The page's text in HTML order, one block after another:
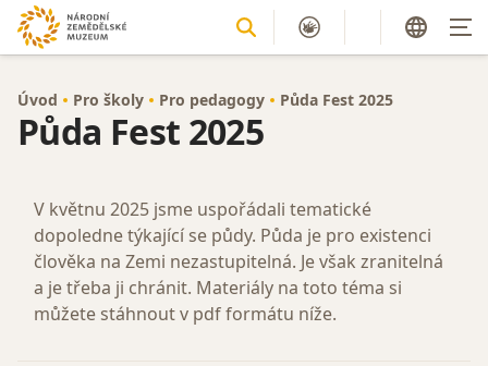
Úvod Pro školy Pro pedagogy Půda Fest 2025
Půda Fest 2025
V květnu 2025 jsme uspořádali tematické
dopoledne týkající se půdy. Půda je pro existenci
člověka na Zemi nezastupitelná. Je však zranitelná
a je třeba ji chránit. Materiály na toto téma si
můžete stáhnout v pdf formátu níže.